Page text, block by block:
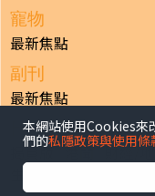
寵物
最新焦點
副刊
最新焦點
日報
揭頁版 港聞 財經/
本網站使用Cookies來
們的私隱政策與使用條